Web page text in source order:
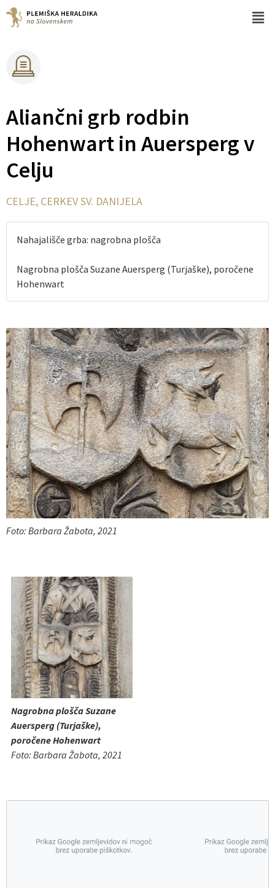
Aliančni grb rodbin
Hohenwart in Auersperg v
Celju
CELJE, CERKEV SV. DANIJELA
Nahajališče grba: nagrobna plošča
Nagrobna plošča Suzane Auersperg (Turjaške), poročene
Hohenwart
Foto: Barbara Žabota, 2021
Nagrobna plošča Suzane
Auersperg (Turjaške),
poročene Hohenwart
Foto: Barbara Žabota, 2021